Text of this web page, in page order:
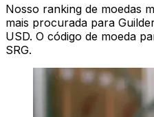
Nosso ranking de moedas
mais procurada para
USD. O código de moeda
SRG.